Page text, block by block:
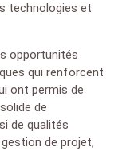
technologies et
opportunités
qui renforcent
ont permis de
de
de qualités
de projet,